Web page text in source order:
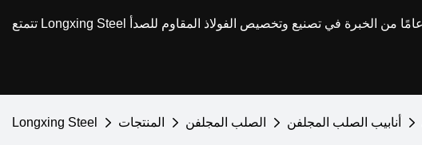
Longxing Steel المنتجات الصلب المجلفن أنابيب الصلب المجلفن